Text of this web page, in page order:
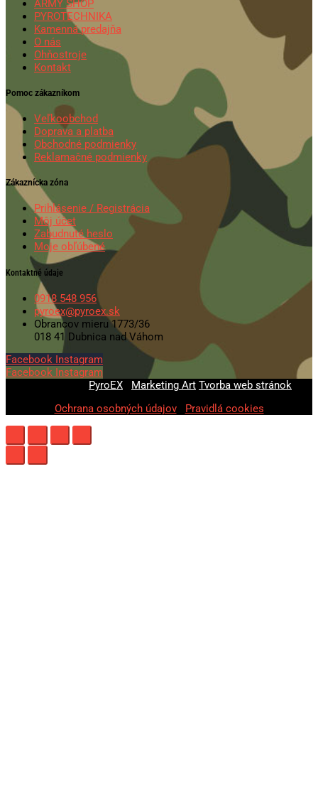
ARMY SHOP
PYROTECHNIKA
Kamenná predajňa
O nás
Ohňostroje
Kontakt
Pomoc zákazníkom
Veľkoobchod
Doprava a platba
Obchodné podmienky
Reklamačné podmienky
Zákaznícka zóna
Prihlásenie / Registrácia
Môj účet
Zabudnuté heslo
Moje obľúbené
Kontaktné údaje
0918 548 956
pyroex@pyroex.sk
Obrancov mieru 1773/36
018 41 Dubnica nad Váhom
Facebook Instagram
Facebook Instagram
PyroEX Marketing Art Tvorba web stránok
Ochrana osobných údajov| Pravidlá cookies